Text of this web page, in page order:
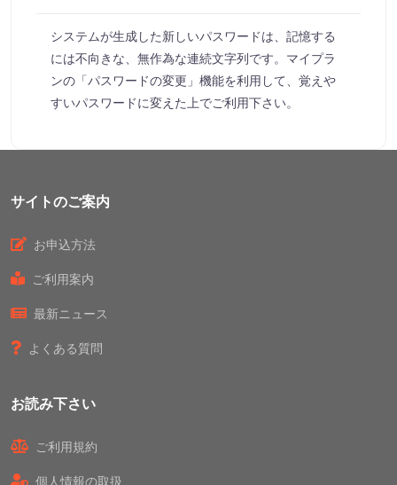
システムが生成した新しいパスワードは、記憶する
には不向きな、無作為な連続文字列です。マイプラ
ンの「パスワードの変更」機能を利用して、覚えや
すいパスワードに変えた上でご利用下さい。
サイトのご案内
お申込方法
ご利用案内
最新ニュース
よくある質問
お読み下さい
ご利用規約
個人情報の取扱